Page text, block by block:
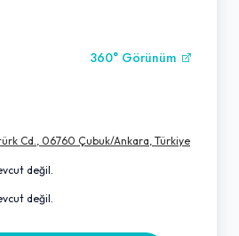
360° Görünüm
Cd., 06760 Çubuk/Ankara, Türkiye
değil.
değil.